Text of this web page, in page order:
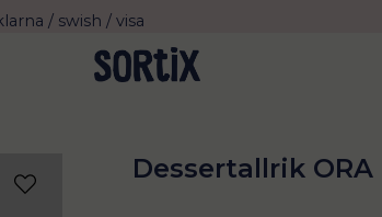
eller vid avhämtning
med Postnord
Dessertallrik ORA